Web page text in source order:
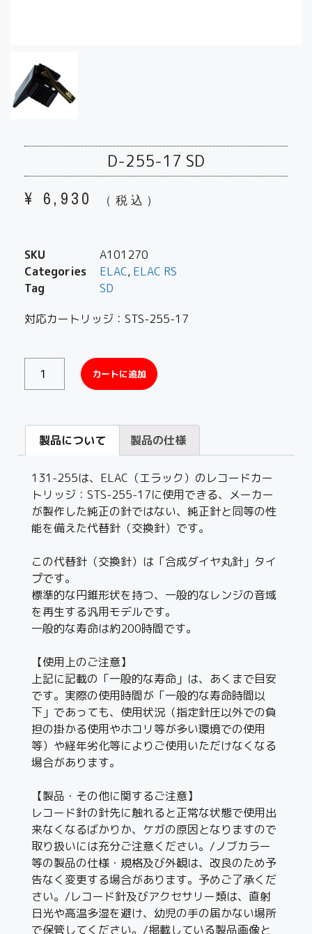
D-255-17 SD
¥ 6,930 （税込）
SKU
A101270
Categories
ELAC, ELAC RS
Tag
SD
対応カートリッジ：STS-255-17
カートに追加
製品について 製品の仕様
131-255は、ELAC（エラック）のレコードカー
トリッジ：STS-255-17に使用できる、メーカー
が製作した純正の針ではない、純正針と同等の性
能を備えた代替針（交換針）です。
この代替針（交換針）は「合成ダイヤ丸針」タイ
プです。
標準的な円錐形状を持つ、一般的なレンジの音域
を再生する汎用モデルです。
一般的な寿命は約200時間です。
【使用上のご注意】
上記に記載の「一般的な寿命」は、あくまで目安
です。実際の使用時間が「一般的な寿命時間以
下」であっても、使用状況（指定針圧以外での負
担の掛かる使用やホコリ等が多い環境での使用
等）や経年劣化等によりご使用いただけなくなる
場合があります。
【製品・その他に関するご注意】
レコード針の針先に触れると正常な状態で使用出
来なくなるばかりか、ケガの原因となりますので
取り扱いには充分ご注意ください。/ノブカラー
等の製品の仕様・規格及び外観は、改良のため予
告なく変更する場合があります。予めご了承くだ
さい。/レコード針及びアクセサリー類は、直射
日光や高温多湿を避け、幼児の手の届かない場所
で保管してください。/掲載している製品画像と